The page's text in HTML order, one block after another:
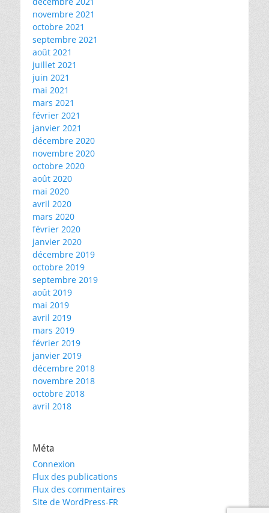
novembre 2021
octobre 2021
septembre 2021
août 2021
juillet 2021
juin 2021
mai 2021
mars 2021
février 2021
janvier 2021
décembre 2020
novembre 2020
octobre 2020
août 2020
mai 2020
avril 2020
mars 2020
février 2020
janvier 2020
décembre 2019
octobre 2019
septembre 2019
août 2019
mai 2019
avril 2019
mars 2019
février 2019
janvier 2019
décembre 2018
novembre 2018
octobre 2018
avril 2018
Méta
Connexion
Flux des publications
Flux des commentaires
Site de WordPress-FR